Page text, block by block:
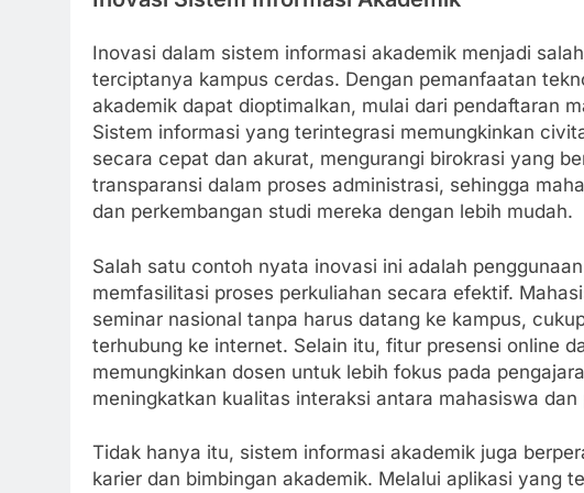
Inovasi dalam sistem informasi akademik menjadi
terciptanya kampus cerdas. Dengan pemanfaatan
akademik dapat dioptimalkan, mulai dari pendaftaran
Sistem informasi yang terintegrasi memungkinkan
secara cepat dan akurat, mengurangi birokrasi yang
transparansi dalam proses administrasi, sehingga
dan perkembangan studi mereka dengan lebih mudah.
Salah satu contoh nyata inovasi ini adalah
memfasilitasi proses perkuliahan secara efektif.
seminar nasional tanpa harus datang ke kampus,
terhubung ke internet. Selain itu, fitur presensi online
memungkinkan dosen untuk lebih fokus pada
meningkatkan kualitas interaksi antara mahasiswa dan
Tidak hanya itu, sistem informasi akademik juga
karier dan bimbingan akademik. Melalui aplikasi yang